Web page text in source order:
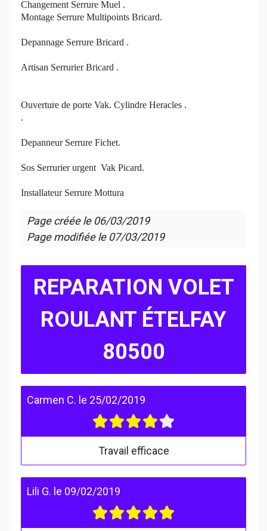
Changement Serrure Muel .
Montage Serrure Multipoints Bricard.
Depannage Serrure Bricard .
Artisan Serrurier Bricard .
Ouverture de porte Vak. Cylindre Heracles .
.
Depanneur Serrure Fichet.
Sos Serrurier urgent Vak Picard.
Installateur Serrure Mottura
Page créée le 06/03/2019
Page modifiée le 07/03/2019
REPARATION VOLET
ROULANT ÉTELFAY
80500
Carmen C. le 25/02/2019
Travail efficace
Lili G. le 09/02/2019